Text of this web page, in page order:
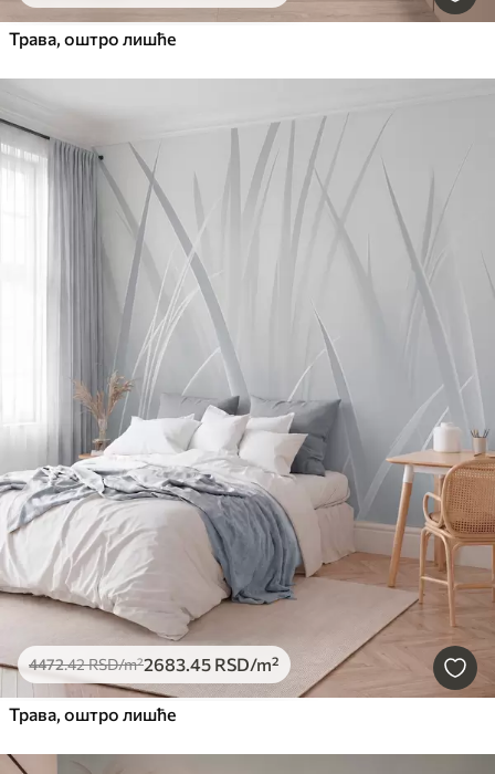
Трава, оштро лишће
4472.42RSD/m²2683.45 RSD/m²
Трава, оштро лишће